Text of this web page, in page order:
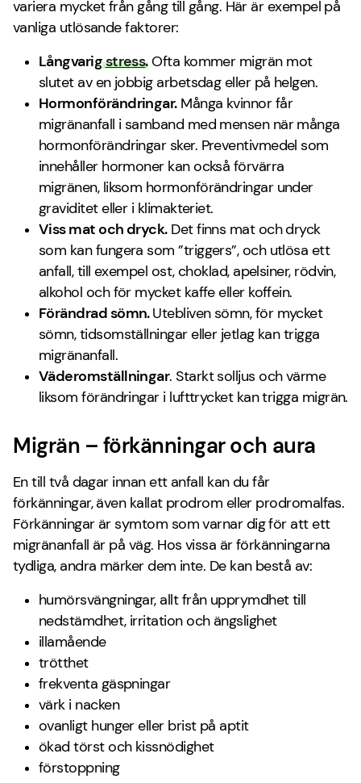
variera mycket från gång till gång. Här är exempel på
vanliga utlösande faktorer:
Långvarigstress.Ofta kommer migrän mot
slutet av en jobbig arbetsdag eller på helgen.
Hormonförändringar.Många kvinnor får
migränanfall i samband med mensen när många
hormonförändringar sker. Preventivmedel som
innehåller hormoner kan också förvärra
migränen, liksom hormonförändringar under
graviditet eller i klimakteriet.
Viss mat och dryck.Det finns mat och dryck
som kan fungera som ”triggers”, och utlösa ett
anfall, till exempel ost, choklad, apelsiner, rödvin,
alkohol och för mycket kaffe eller koffein.
Förändrad sömn.Utebliven sömn, för mycket
sömn, tidsomställningar eller jetlag kan trigga
migränanfall.
Väderomställningar. Starkt solljus och värme
liksom förändringar i lufttrycket kan trigga migrän.
Migrän – förkänningar och aura
En till två dagar innan ett anfall kan du får
förkänningar, även kallat prodrom eller prodromalfas.
Förkänningar är symtom som varnar dig för att ett
migränanfall är på väg. Hos vissa är förkänningarna
tydliga, andra märker dem inte. De kan bestå av:
humörsvängningar, allt från upprymdhet till
nedstämdhet, irritation och ängslighet
illamående
trötthet
frekventa gäspningar
värk i nacken
ovanligt hunger eller brist på aptit
ökad törst och kissnödighet
förstoppning